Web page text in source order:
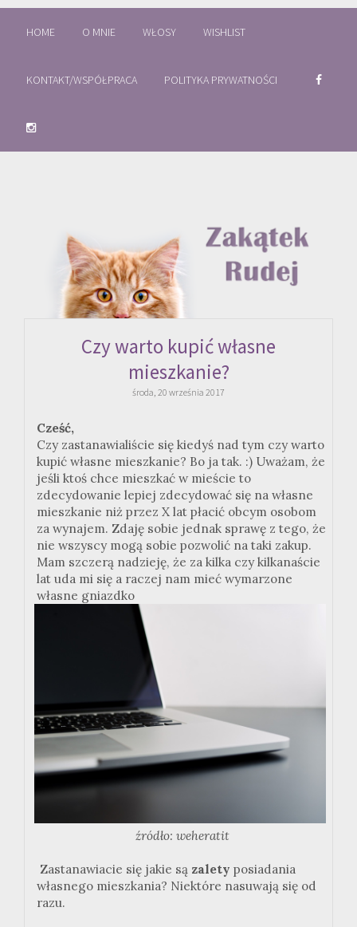
HOME O MNIE WŁOSY WISHLIST
KONTAKT/WSPÓŁPRACA POLITYKA PRYWATNOŚCI
Czy warto kupić własne
mieszkanie?
środa, 20 września 2017
Cześć,
Czy zastanawialiście się kiedyś nad tym czy warto
kupić własne mieszkanie? Bo ja tak. :) Uważam, że
jeśli ktoś chce mieszkać w mieście to
zdecydowanie lepiej zdecydować się na własne
mieszkanie niż przez X lat płacić obcym osobom
za wynajem. Zdaję sobie jednak sprawę z tego, że
nie wszyscy mogą sobie pozwolić na taki zakup.
Mam szczerą nadzieję, że za kilka czy kilkanaście
lat uda mi się a raczej nam mieć wymarzone
własne gniazdko
źródło: weheratit
Zastanawiacie się jakie są zalety posiadania
własnego mieszkania? Niektóre nasuwają się od
razu.